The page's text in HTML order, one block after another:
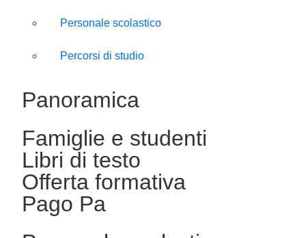
Personale scolastico
Percorsi di studio
Panoramica
Famiglie e studenti
Libri di testo
Offerta formativa
Pago Pa